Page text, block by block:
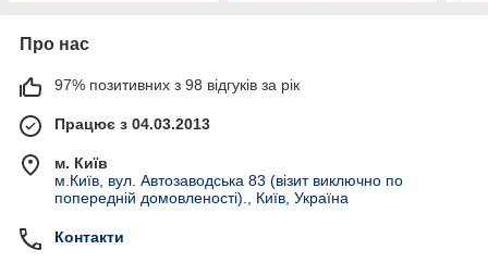
Про нас
97% позитивних з 98 відгуків за рік
Працює з 04.03.2013
м. Київ
м.Київ, вул. Автозаводська 83 (візит виключно по
попередній домовленості)., Київ, Україна
Контакти